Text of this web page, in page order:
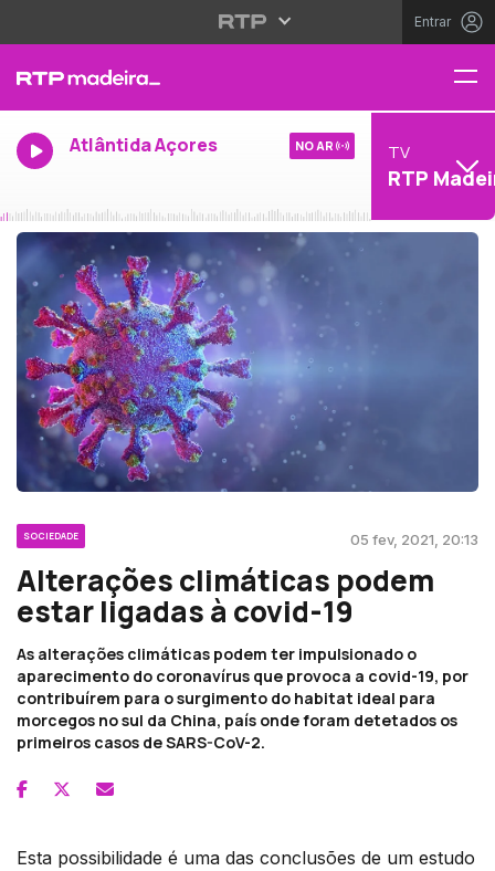
Entrar
Atlântida Açores NO AR TV
RTP
SOCIEDADE 05 fev, 2021, 20:13
Alterações climáticas podem
estar ligadas à covid-19
As alterações climáticas podem ter impulsionado o
aparecimento do coronavírus que provoca a covid-19, por
contribuírem para o surgimento do habitat ideal para
morcegos no sul da China, país onde foram detetados os
primeiros casos de SARS-CoV-2.
Esta possibilidade é uma das conclusões de um estudo